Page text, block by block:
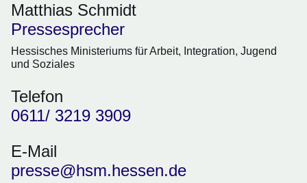
Matthias Schmidt
Pressesprecher
Hessisches Ministeriums für Arbeit, Integration, Jugend
und Soziales
Telefon
0611/ 3219 3909
E-Mail
presse@hsm.hessen.de